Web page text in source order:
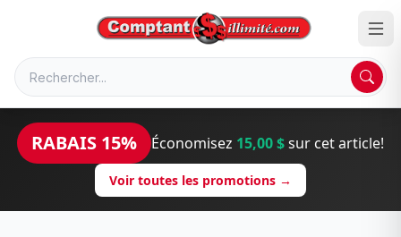
RABAIS 15% Économisez 15,00 $sur cet article!
Voir toutes les promotions →